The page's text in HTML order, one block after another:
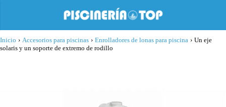
Inicio › Accesorios para piscinas › Enrolladores de lonas para piscina › Un eje
solaris y un soporte de extremo de rodillo